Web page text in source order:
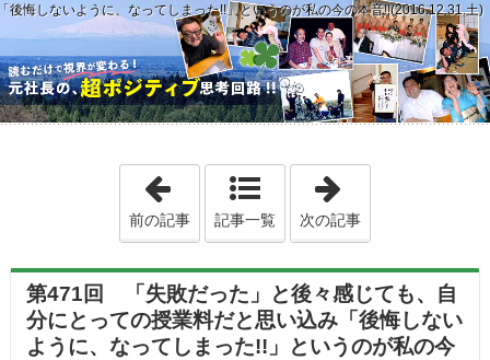
悔しないように、なってしまった!!」というのが私の今の本音!!(2016.12.31.土)
「第470回 「いやぁ～歳をとると１年
前の記事 記事一覧 次の記事
第471回 「失敗だった」と後々感じても、自
分にとっての授業料だと思い込み「後悔しない
ように、なってしまった!!」というのが私の今